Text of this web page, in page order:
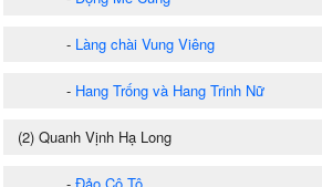
- Làng chài Vung Viêng
- Hang Trống và Hang Trinh Nữ
(2) Quanh Vịnh Hạ Long